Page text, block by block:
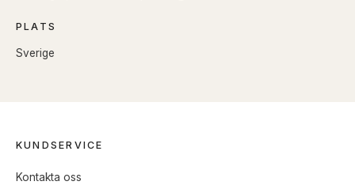
PLATS
Sverige
KUNDSERVICE
Kontakta oss